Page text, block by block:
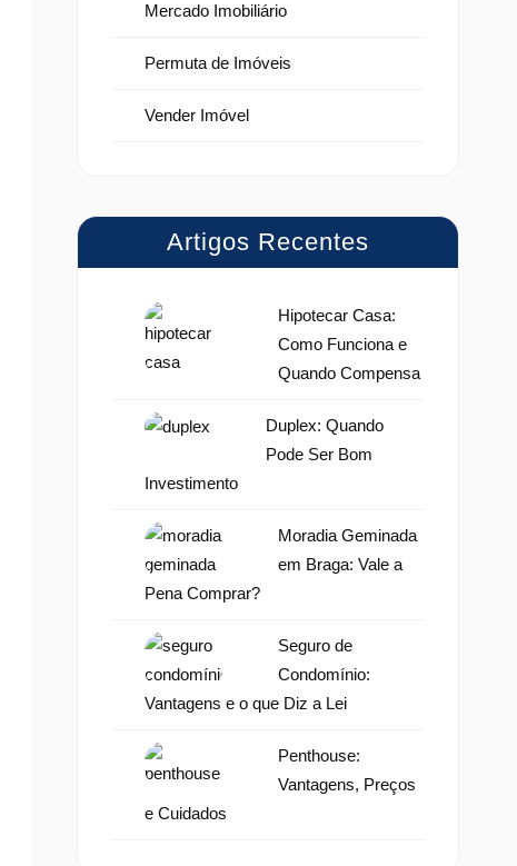
Mercado Imobiliário
Permuta de Imóveis
Vender Imóvel
Artigos Recentes
Hipotecar Casa:
Como Funciona e
Quando Compensa
Duplex: Quando
Pode Ser Bom
Investimento
Moradia Geminada
em Braga: Vale a
Pena Comprar?
Seguro de
Condomínio:
Vantagens e o que Diz a Lei
Penthouse:
Vantagens, Preços
e Cuidados